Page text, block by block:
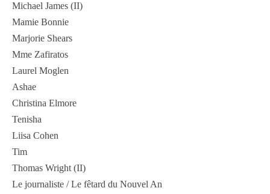
Michael James (II)
Mamie Bonnie
Marjorie Shears
Mme Zafiratos
Laurel Moglen
Ashae
Christina Elmore
Tenisha
Liisa Cohen
Tim
Thomas Wright (II)
Le journaliste / Le fêtard du Nouvel An